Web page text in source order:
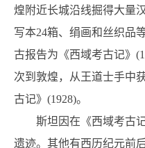
煌附近长城沿线掘得大量
写本24箱、绢画和丝织品
古报告为《西域考古记》
次到敦煌，从王道士手中
古记》(1928)。
斯坦因在《西域考古
遗迹。其他有西历纪元前